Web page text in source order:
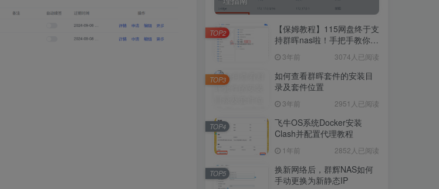
【保姆教程】115网盘终于支
持群晖nas啦！手把手教你群
盘！3年前 3074人已阅读
TOP2
如何查看群晖套件的安装目
录及套件位置
3年前 2951人已阅读
TOP3
飞牛OS系统Docker安装
Clash并配置代理教程
1年前 2852人已阅读
TOP4
换新网络后，群辉NAS如何
手动更换为新静态IP
TOP5
5243人已阅读
飞牛OS系统Docker安装Clash并配置代
理指南
【保姆教程】115网盘终于支
持群晖nas啦！手把手教你群
晖NAS-docker安装115网
盘！3年前
如何查看群晖套件的安装目
录及套件位置
3年前 2951人已阅读
飞牛OS系统Docker安装
Clash并配置代理教程
1年前 2852人已阅读